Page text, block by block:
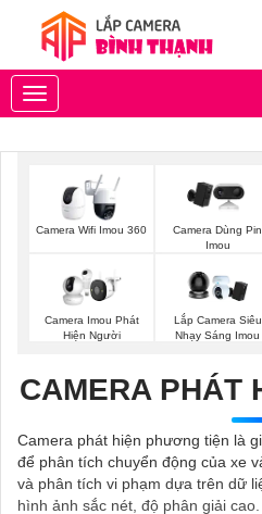
Toggle
navigation
Camera Wifi Imou 360
Camera Dùng Pin
Imou
Camera Imou Phát
Hiện Người
Lắp Camera Siêu
Nhạy Sáng Imou
CAMERA PHÁT
Camera phát hiện phương tiện là
để phân tích chuyển động của xe
và phân tích vi phạm dựa trên dữ
hình ảnh sắc nét, độ phân giải